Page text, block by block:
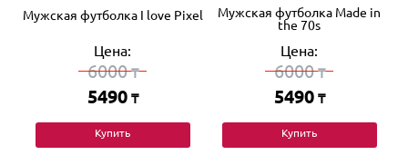
Мужская футболка I love Pixel
Цена:
6000₸
5490 ₸
Купить
Мужская футболка Made in
the 70s
Цена:
6000₸
5490 ₸
Купить